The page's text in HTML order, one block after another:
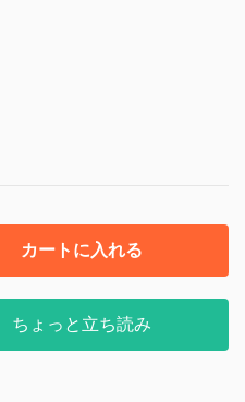
カートに入れる
ちょっと立ち読み